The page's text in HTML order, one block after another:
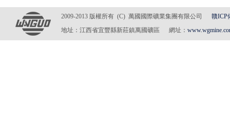
2009-2013 版權所有 (C) 萬國國際礦業集團有限公司 贛ICP
地址：江西省宜豐縣新莊鎮萬國礦區 網址：